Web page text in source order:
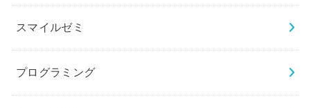
スマイルゼミ
プログラミング